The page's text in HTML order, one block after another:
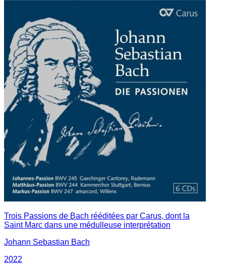
Trois Passions de Bach rééditées par Carus, dont la
Saint Marc dans une médulleuse interprétation
Johann Sebastian Bach
2022